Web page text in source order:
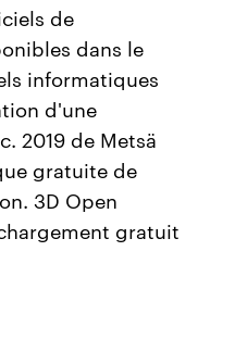
de
dans le
informatiques
d'une
2019 de Metsä
gratuite de
3D Open
gratuit